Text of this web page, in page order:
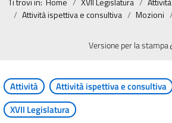
Attività ispettiva e consultiva
Mozioni
Versione per la stampa
Attività Attività ispettiva e consultiva
XVII Legislatura